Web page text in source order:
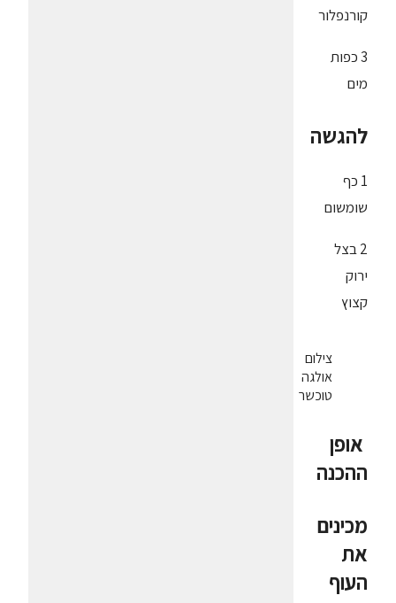
קורנפלור
3 כפות
מים
להגשה
1 כף
שומשום
2 בצל
ירוק
קצוץ
צילום
אולגה
טוכשר
אופן
ההכנה
מכינים
את
העוף